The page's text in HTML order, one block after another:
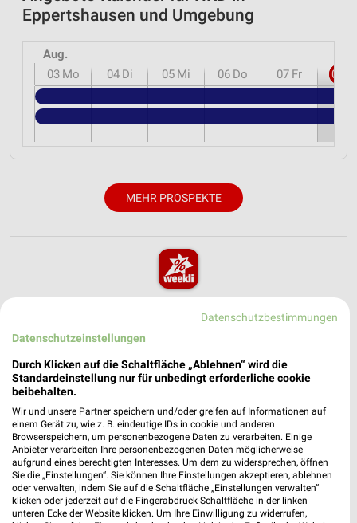
Eppertshausen und Umgebung
Aug.
03 Mo 04 Di 05 Mi 06 Do 07 Fr 08
MEHR PROSPEKTE
weekli - Prospekte & Angebote App
Alle NKD Angebote immer griffbereit – mit der kostenlosen
✔Standortgenaue Angebote
✔Push-Benachrichtigungen bei neuen Prospekten
✔Einkaufsliste - Einkauf stressfrei planen
JETZT LADEN UND SPAREN!
Datenschutzbestimmungen
Datenschutzeinstellungen
Durch Klicken auf die Schaltfläche „Ablehnen“ wird die
Standardeinstellung nur für unbedingt erforderliche cookie
beibehalten.
Wir und unsere Partner speichern und/oder greifen auf Informationen auf
einem Gerät zu, wie z. B. eindeutige IDs in cookie und anderen
Browserspeichern, um personenbezogene Daten zu verarbeiten. Einige
Anbieter verarbeiten Ihre personenbezogenen Daten möglicherweise
aufgrund eines berechtigten Interesses. Um dem zu widersprechen, öffnen
Sie die „Einstellungen“. Sie können Ihre Einstellungen akzeptieren, ablehnen
oder verwalten, indem Sie auf die Schaltfläche „Einstellungen verwalten“
klicken oder jederzeit auf die Fingerabdruck-Schaltfläche in der linken
unteren Ecke der Website klicken. Um Ihre Einwilligung zu widerrufen,